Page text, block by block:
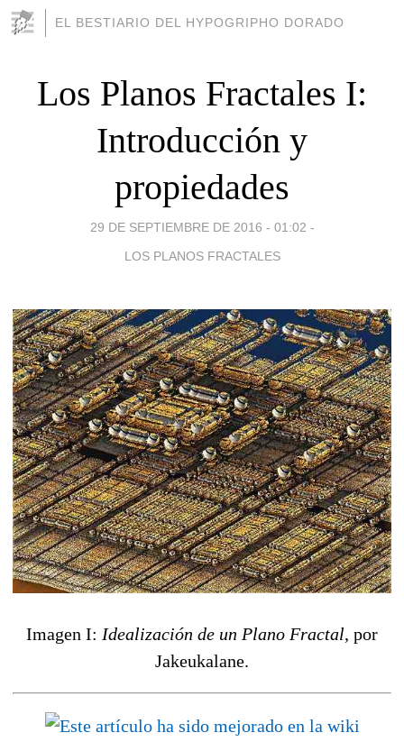
EL BESTIARIO DEL HYPOGRIPHO DORADO
Los Planos Fractales I:
Introducción y
propiedades
29 DE SEPTIEMBRE DE 2016 - 01:02 -
LOS PLANOS FRACTALES
Imagen I: Idealización de un Plano Fractal, por
Jakeukalane.